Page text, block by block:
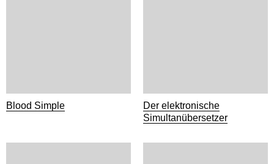
Blood Simple
Der elektronische
Simultanübersetzer